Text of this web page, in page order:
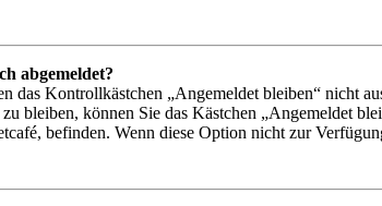
abgemeldet?
das Kontrollkästchen „Angemeldet bleiben“ nicht
bleiben, können Sie das Kästchen „Angemeldet
befinden. Wenn diese Option nicht zur